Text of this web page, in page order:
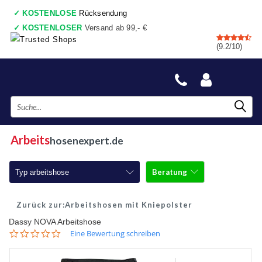
✓ KOSTENLOSE Rücksendung
✓ KOSTENLOSER Versand ab 99,- €
✓ 7 shops , Einkaufswagen
✓Vor 17:00 Uhr bestellt, heute gesendet ✓Danach zahlen
(9.2/10)
Arbeitshosenexpert.de
Typ arbeitshose
Arbeitshosen
Arbeitshosen mit Kniepolster
Arbeitshosen jeans
Beratung
Arbeitshosen mit Kniepolster
Dassy NOVA Arbeitshose
0.0Eine Bewertung schreiben